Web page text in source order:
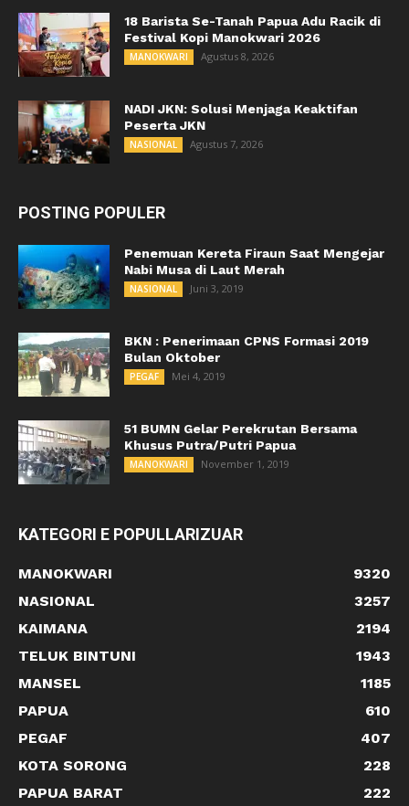
18 Barista Se-Tanah Papua Adu Racik di
Festival Kopi Manokwari 2026
MANOKWARI Agustus 8, 2026
NADI JKN: Solusi Menjaga Keaktifan
Peserta JKN
NASIONAL Agustus 7, 2026
POSTING POPULER
Penemuan Kereta Firaun Saat Mengejar
Nabi Musa di Laut Merah
NASIONAL Juni 3, 2019
BKN : Penerimaan CPNS Formasi 2019
Bulan Oktober
PEGAF Mei 4, 2019
51 BUMN Gelar Perekrutan Bersama
Khusus Putra/Putri Papua
MANOKWARI November 1, 2019
KATEGORI E POPULLARIZUAR
MANOKWARI
9320
NASIONAL
3257
KAIMANA
2194
TELUK BINTUNI
1943
MANSEL
1185
PAPUA
610
PEGAF
407
KOTA SORONG
228
PAPUA BARAT
222